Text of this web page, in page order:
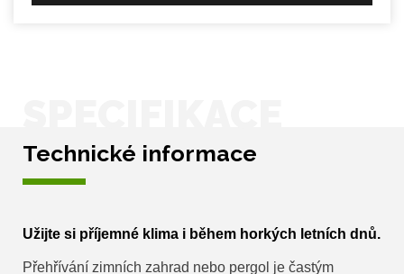
Technické informace
Užijte si příjemné klima i během horkých letních dnů.
Přehřívání zimních zahrad nebo pergol je častým